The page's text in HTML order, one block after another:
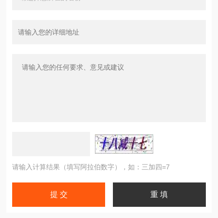
请输入计算结果（填写阿拉伯数字），如：三加四=7